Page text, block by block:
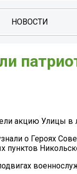
НОВОСТИ
акцию Улицы в
о Героях
пунктов